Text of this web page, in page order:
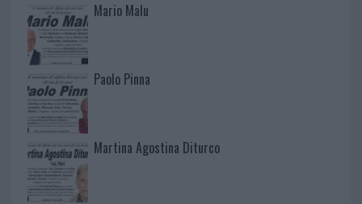
Mario Malu
Paolo Pinna
Martina Agostina Diturco